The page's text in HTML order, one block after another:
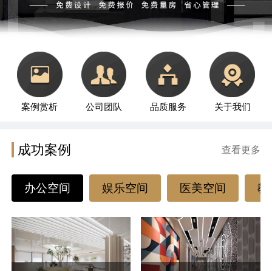
案例赏析 公司团队 品质服务 关于我们
成功案例 查看更多
办公空间 娱乐空间 医美空间 教